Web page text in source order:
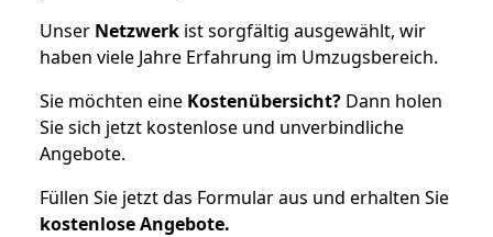
Unser Netzwerk ist sorgfältig ausgewählt, wir
haben viele Jahre Erfahrung im Umzugsbereich.
Sie möchten eine Kostenübersicht? Dann holen
Sie sich jetzt kostenlose und unverbindliche
Angebote.
Füllen Sie jetzt das Formular aus und erhalten Sie
kostenloseAngebote.